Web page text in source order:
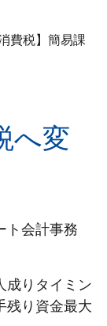
消費税】簡易課
へ変
ト会計事務
成りタイミン
残り資金最大